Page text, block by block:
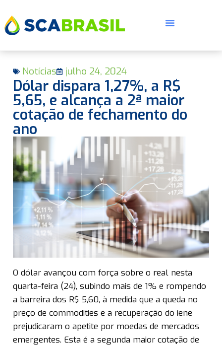
Notícias julho 24, 2024
Dólar dispara 1,27%, a R$
5,65, e alcança a 2ª maior
cotação de fechamento do
ano
O dólar avançou com força sobre o real nesta
quarta-feira (24), subindo mais de 1% e rompendo
a barreira dos R$ 5,60, à medida que a queda no
preço de commodities e a recuperação do iene
prejudicaram o apetite por moedas de mercados
emergentes. Esta é a segunda maior cotação de